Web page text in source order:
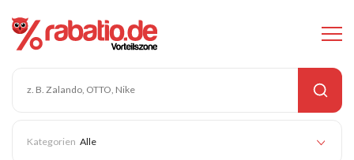
Alle